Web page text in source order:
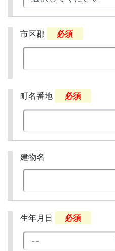
市区郡 必須
町名番地 必須
建物名
生年月日 必須